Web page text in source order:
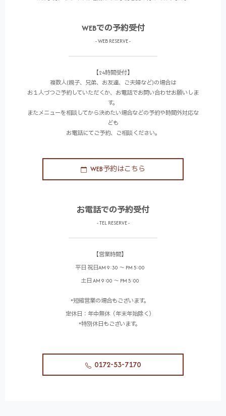
WEBでの予約受付
- WEB RESERVE -
【24時間受付】
複数人(親子、兄弟、お友達、ご夫婦など)の場合は
お１人づつご予約していただくか、お電話でお問い合わせお願いしま
す。
またメニューを相談してから決めたい場合などの予約や時間外対応な
ども
お電話にてご予約、ご相談ください。
WEB予約はこちら
お電話での予約受付
- TEL RESERVE -
【営業時間】
平日 祝日AM 9:30 ～ PM 5:00
土日 AM 9:00 ～ PM 5:00
*短縮営業の場合もございます。
定休日：年中無休（年末年始除く）
*特別休日もございます。
0172-53-7170